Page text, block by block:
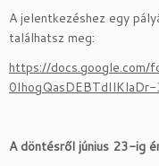
A jelentkezéshez egy
találhatsz meg:
https://docs.google.com/
A döntésről június 23-ig